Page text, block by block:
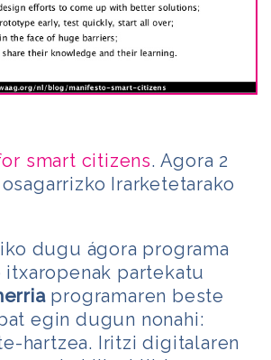
smart citizens. Agora 2
Irarketetarako
dugu ágora programa
itxaropenak partekatu
programaren beste
egin dugun nonahi:
hartzea. Iritzi digitalaren